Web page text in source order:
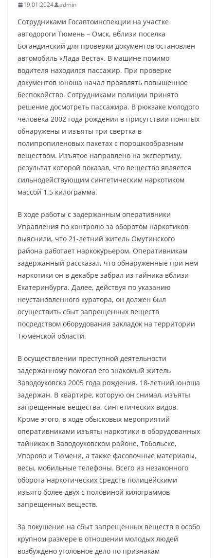
19.01.2024 admin
Сотрудниками Госавтоинспекции на участке
автодороги Тюмень – Омск, вблизи поселка
Богандинский для проверки документов остановлен
автомобиль «Лада Веста». В машине помимо
водителя находился пассажир. При проверке
документов юноша начал проявлять повышенное
беспокойство. Сотрудниками полиции принято
решение досмотреть пассажира. В рюкзаке молодого
человека 2002 года рождения в присутствии понятых
обнаружены и изъяты три свертка в
полипропиленовых пакетах с порошкообразным
веществом. Изъятое направлено на экспертизу,
результат которой показал, что вещество является
сильнодействующим синтетическим наркотиком
массой 1,5 килограмма.
В ходе работы с задержанным оперативники
Управления по контролю за оборотом наркотиков
выяснили, что 21-летний житель Омутинского
района работает наркокурьером. Оперативникам
задержанный рассказал, что обнаруженные при нем
наркотики он в декабре забрал из тайника вблизи
Екатеринбурга. Далее, действуя по указанию
неустановленного куратора, он должен был
осуществить сбыт запрещенных веществ
посредством оборудования закладок на территории
Тюменской области.
В осуществлении преступной деятельности
задержанному помогал его знакомый житель
Заводоуковска 2005 года рождения. 18-летний юноша
задержан. В квартире, которую он снимал, изъяты
запрещенные вещества, синтетических видов.
Кроме этого, в ходе обысковых мероприятий
оперативниками изъяты наркотики в оборудованных
тайниках в Заводоуковском районе, Тобольске,
Упорово и Тюмени, а также фасовочные материалы,
весы, мобильные телефоны. Всего из незаконного
оборота наркотических средств полицейскими
изъято более двух с половиной килограммов
запрещенных веществ.
За покушение на сбыт запрещенных веществ в особо
крупном размере в отношении молодых людей
возбуждено уголовное дело по признакам